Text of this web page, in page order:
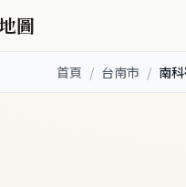
圖
首頁 / 台南市 / 南